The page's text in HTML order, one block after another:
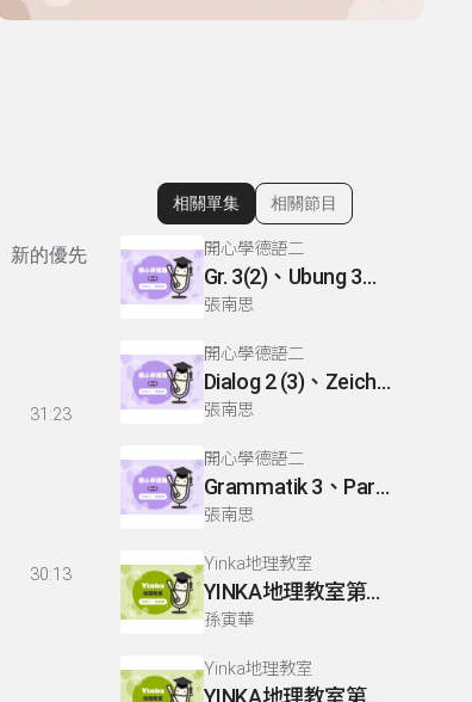
新的優先
31:23
30:13
顯示相關單集
相關單集 相關節目
開心學德語二
Gr. 3(2)、Ubung 3、Gr. 2(1)
張南思
開心學德語二
Dialog 2 (3)、Zeichnen: einen Mann、Lesetext 1(1)
張南思
開心學德語二
Grammatik 3、Partnerubungen Nr. 1, 3、Dialog 2(1)
張南思
Yinka地理教室
YINKA地理教室第一冊 P22-26
孫寅華
Yinka地理教室
YINKA地理教室第一冊 P4-5